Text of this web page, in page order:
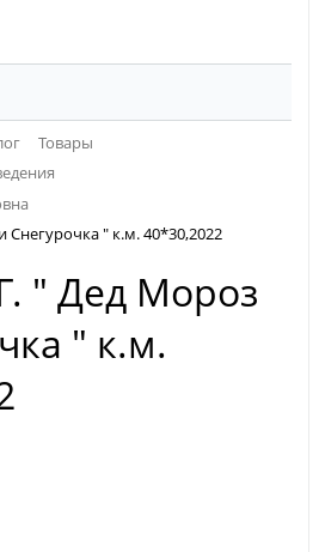
Товары
Снегурочка " к.м. 40*30,2022
" Дед Мороз
" к.м.